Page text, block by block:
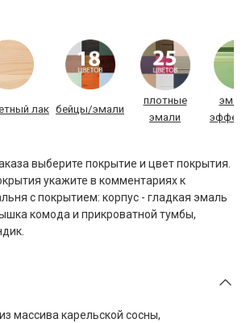
лак бейцы/эмали
плотные
эмали
выберите покрытие и цвет покрытия.
укажите в комментариях к
с покрытием: корпус - гладкая эмаль
комода и прикроватной тумбы,
массива карельской сосны,